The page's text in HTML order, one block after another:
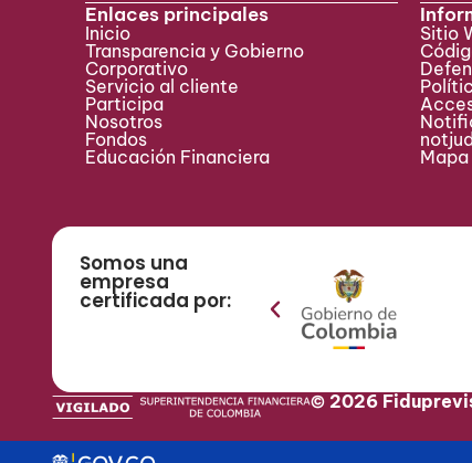
Enlaces principales
Inicio
Transparencia y Gobierno
Corporativo
Servicio al cliente
Participa ​
Nosotros
Fondos
Educación Financiera
Sitio
Somos una
empresa
certificada por:
© 2026